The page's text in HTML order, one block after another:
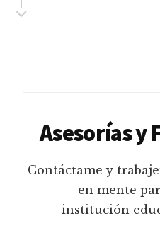
Asesorías y
Contáctame y
en mente
institución